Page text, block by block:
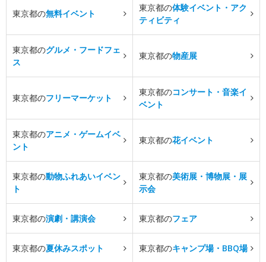
東京都の無料イベント
東京都の体験イベント・アク
ティビティ
東京都のグルメ・フードフェ
ス
東京都の物産展
東京都のフリーマーケット
東京都のコンサート・音楽イ
ベント
東京都のアニメ・ゲームイベ
ント
東京都の花イベント
東京都の動物ふれあいイベン
ト
東京都の美術展・博物展・展
示会
東京都の演劇・講演会 東京都のフェア
東京都の夏休みスポット 東京都のキャンプ場・BBQ場